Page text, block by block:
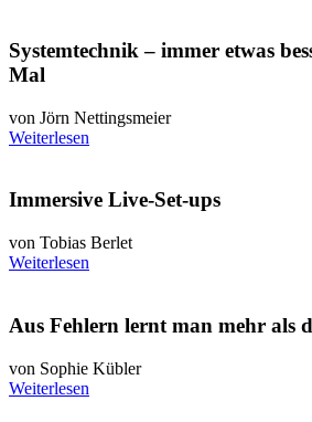
Systemtechnik – immer etwas
Mal
von Jörn Nettingsmeier
Weiterlesen
Immersive Live-Set-ups
von Tobias Berlet
Weiterlesen
Aus Fehlern lernt man mehr als
von Sophie Kübler
Weiterlesen